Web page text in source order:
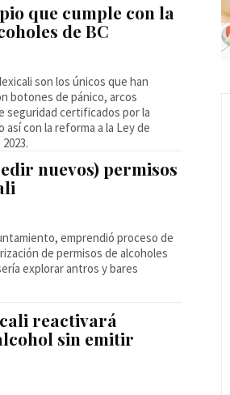
que cumple con la
de BC
son los únicos que han
botones de pánico, arcos
seguridad certificados por la
con la reforma a la Ley de
nuevos) permisos
emprendió proceso de
de permisos de alcoholes
explorar antros y bares
reactivará
sin emitir